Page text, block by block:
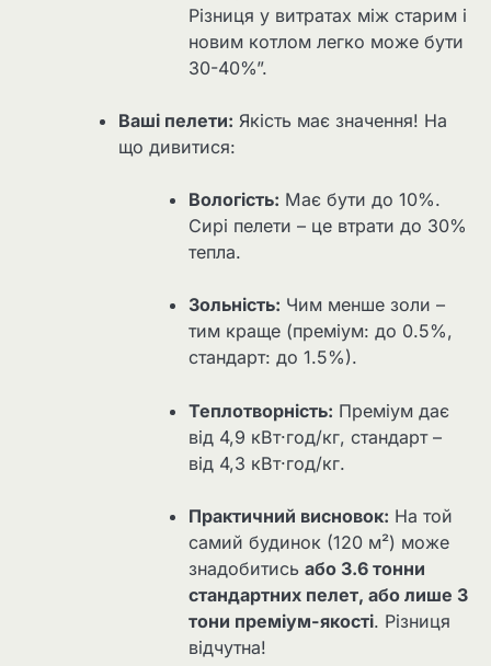
Різниця у витратах між старим і
новим котлом легко може бути
30-40%”.
Ваші пелети: Якість має значення! На
що дивитися:
Вологість: Має бути до 10%.
Сирі пелети – це втрати до 30%
тепла.
Зольність: Чим менше золи –
тим краще (преміум: до 0.5%,
стандарт: до 1.5%).
Теплотворність: Преміум дає
від 4,9 кВт·год/кг, стандарт –
від 4,3 кВт·год/кг.
Практичний висновок: На той
самий будинок (120 м²) може
знадобитись або 3.6 тонни
стандартних пелет, або лише 3
тони преміум-якості. Різниця
відчутна!